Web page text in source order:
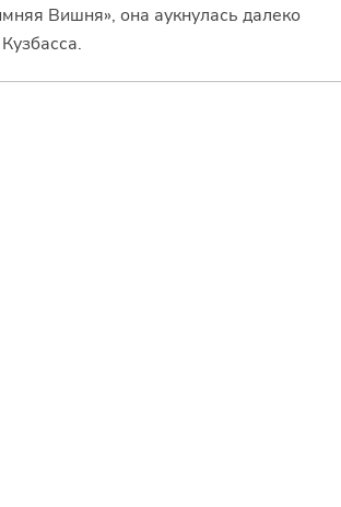
Вишня», она аукнулась далеко